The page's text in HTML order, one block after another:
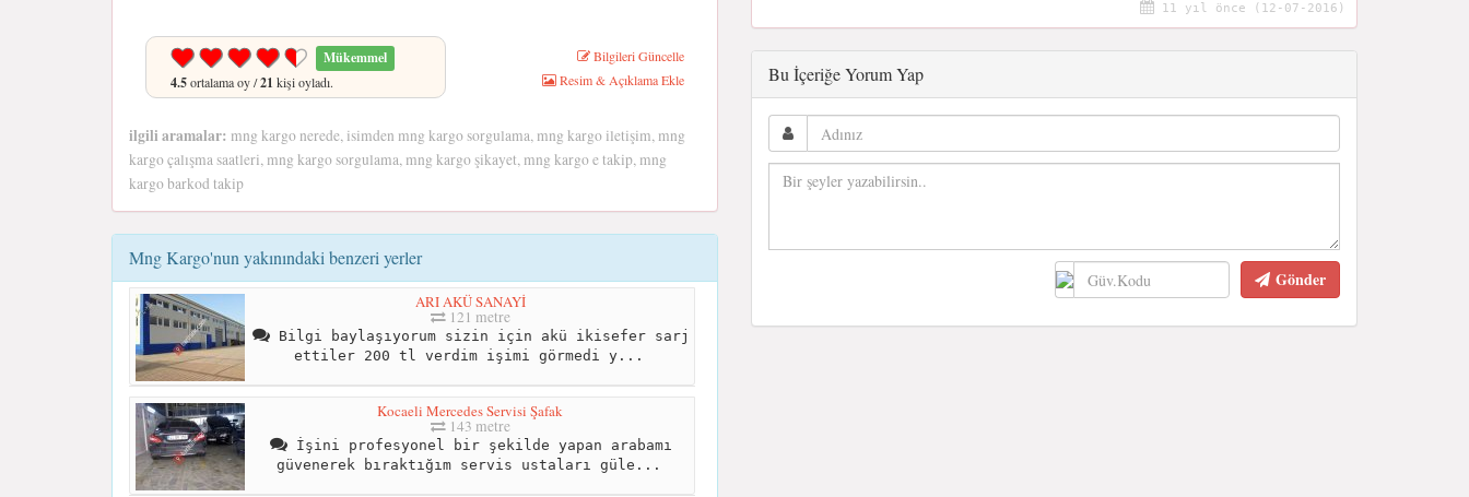
Mükemmel
4.5ortalama oy /21 kişi oyladı.
Bilgileri Güncelle
Resim & Açıklama Ekle
ilgili aramalar: mng kargo nerede, isimden mng kargo sorgulama, mng kargo iletişim, mng
kargo çalışma saatleri, mng kargo sorgulama, mng kargo şikayet, mng kargo e takip, mng
kargo barkod takip
Mng Kargo'nun yakınındaki benzeri yerler
ARI AKÜ SANAYİ
121 metre
Bilgi baylaşıyorum sizin için akü ikisefer sarj
ettiler 200 tl verdim işimi görmedi y...
Kocaeli Mercedes Servisi Şafak
143 metre
İşini profesyonel bir şekilde yapan arabamı
güvenerek bıraktığım servis ustaları güle...
11 yıl önce (12-07-2016)
Bu İçeriğe Yorum Yap
Gönder